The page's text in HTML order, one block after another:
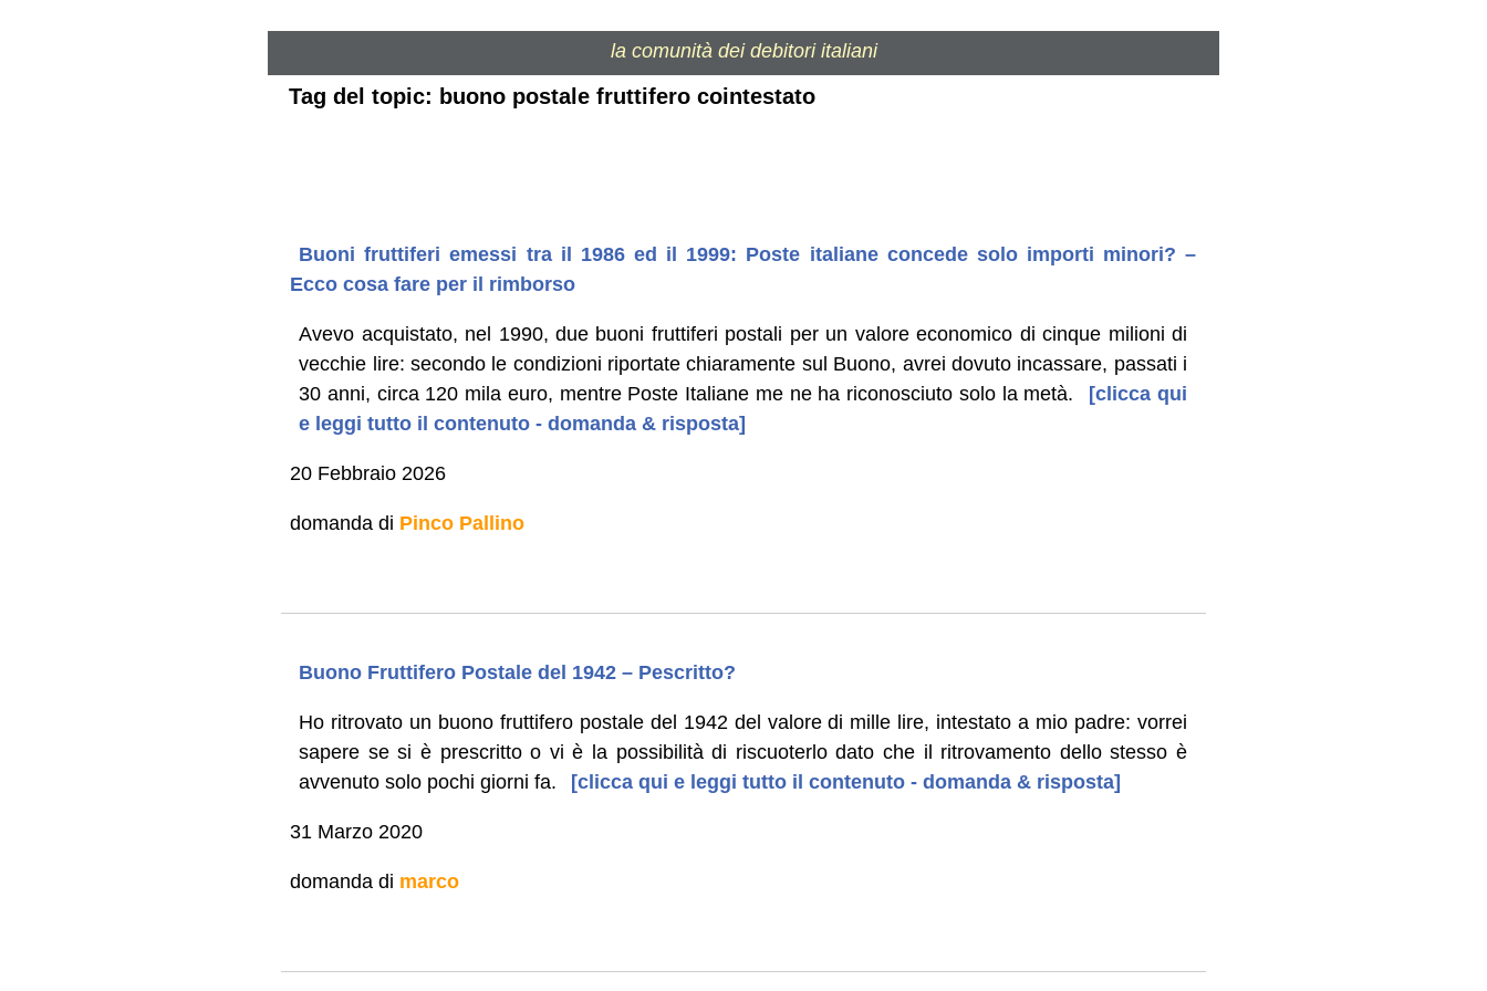
la comunità dei debitori italiani
Tag del topic: buono postale fruttifero cointestato
Buoni fruttiferi emessi tra il 1986 ed il 1999: Poste italiane concede solo importi minori? –
Ecco cosa fare per il rimborso
Avevo acquistato, nel 1990, due buoni fruttiferi postali per un valore economico di cinque milioni di
vecchie lire: secondo le condizioni riportate chiaramente sul Buono, avrei dovuto incassare, passati i
30 anni, circa 120 mila euro, mentre Poste Italiane me ne ha riconosciuto solo la metà.
[clicca qui
e leggi tutto il contenuto - domanda & risposta]
20 Febbraio 2026
domanda di Pinco Pallino
Buono Fruttifero Postale del 1942 – Pescritto?
Ho ritrovato un buono fruttifero postale del 1942 del valore di mille lire, intestato a mio padre: vorrei
sapere se si è prescritto o vi è la possibilità di riscuoterlo dato che il ritrovamento dello stesso è
avvenuto solo pochi giorni fa.
[clicca qui e leggi tutto il contenuto - domanda & risposta]
31 Marzo 2020
domanda di marco